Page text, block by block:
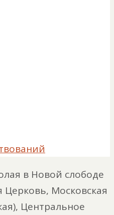
в Новой слободе
Церковь, Московская
Центральное